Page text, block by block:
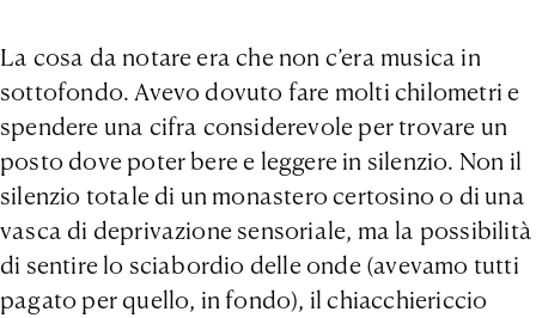
La cosa da notare era che non c’era musica in
sottofondo. Avevo dovuto fare molti chilometri e
spendere una cifra considerevole per trovare un
posto dove poter bere e leggere in silenzio. Non il
silenzio totale di un monastero certosino o di una
vasca di deprivazione sensoriale, ma la possibilità
di sentire lo sciabordio delle onde (avevamo tutti
pagato per quello, in fondo), il chiacchiericcio